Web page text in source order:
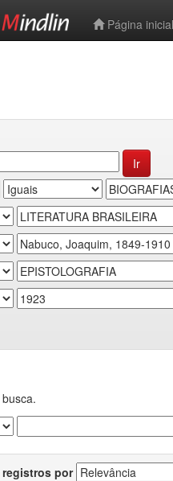
Página
registros por